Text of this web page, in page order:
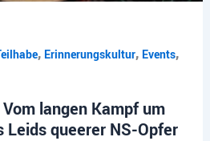
, Erinnerungskultur, Events,
langen Kampf um
Leids queerer NS-Opfer